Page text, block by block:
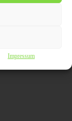
Impressum